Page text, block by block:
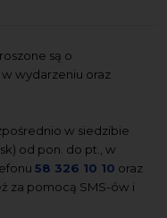
są o
wydarzeniu oraz
w siedzibie
od pon. do pt., w
58 326 10 10 oraz
za pomocą SMS-ów i